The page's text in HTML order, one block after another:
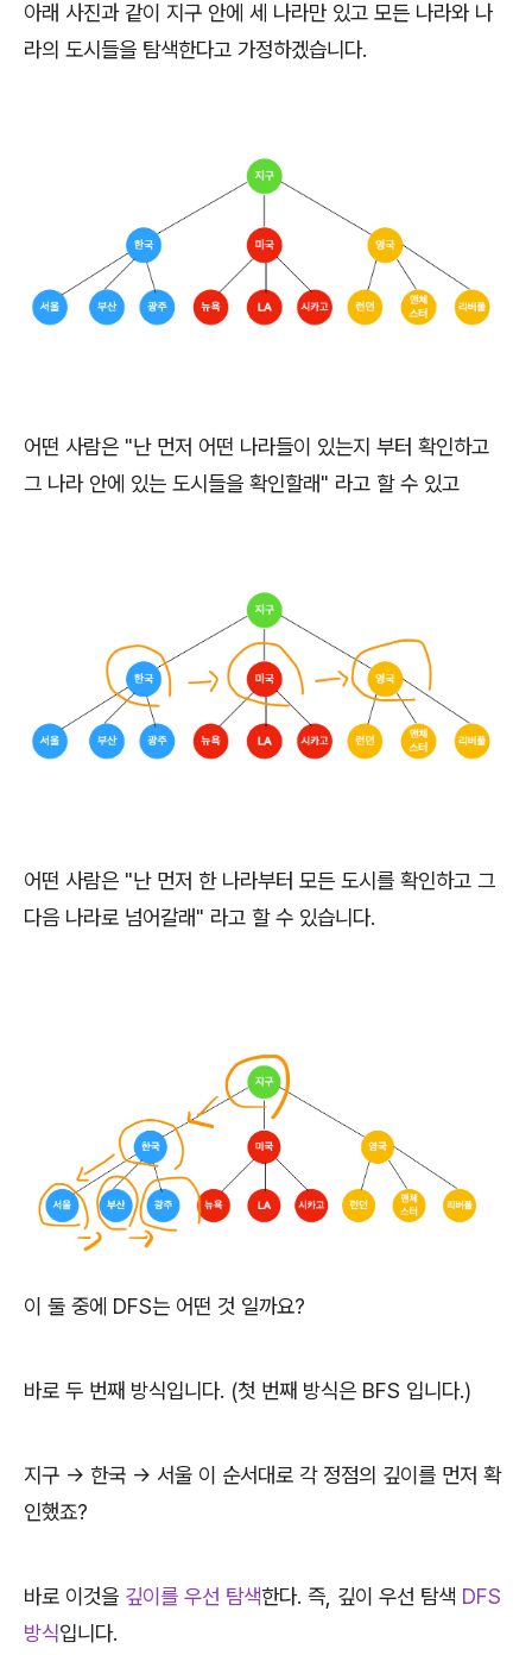
아래 사진과 같이 지구 안에 세 나라만 있고 모든 나라와 나
라의 도시들을 탐색한다고 가정하겠습니다.
어떤 사람은 "난 먼저 어떤 나라들이 있는지 부터 확인하고
그 나라 안에 있는 도시들을 확인할래" 라고 할 수 있고
어떤 사람은 "난 먼저 한 나라부터 모든 도시를 확인하고 그
다음 나라로 넘어갈래" 라고 할 수 있습니다.
이 둘 중에 DFS는 어떤 것 일까요?
바로 두 번째 방식입니다. (첫 번째 방식은 BFS 입니다.)
지구 -> 한국 -> 서울 이 순서대로 각 정점의 깊이를 먼저 확
인했죠?
바로 이것을 깊이를 우선 탐색한다. 즉, 깊이 우선 탐색 DFS
방식입니다.